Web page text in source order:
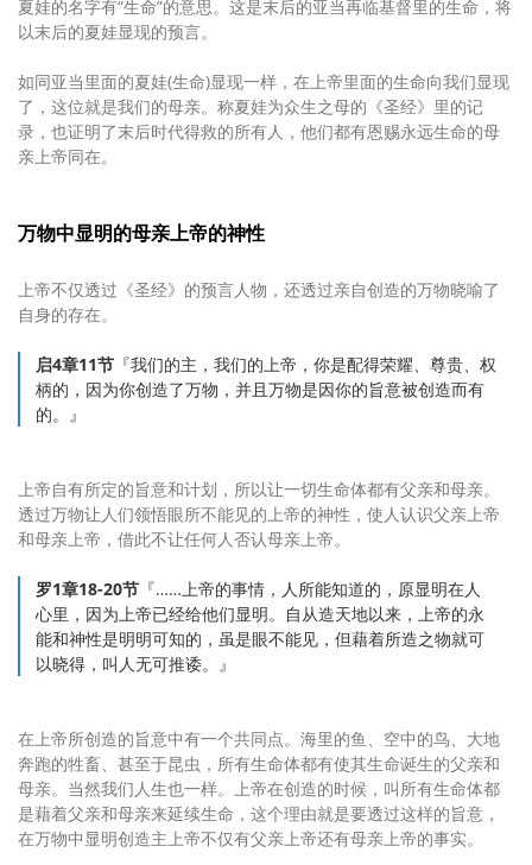
夏娃的名字有“生命”的意思。这是末后的亚当再临基督里的生命，将
以末后的夏娃显现的预言。
如同亚当里面的夏娃(生命)显现一样，在上帝里面的生命向我们显现
了，这位就是我们的母亲。称夏娃为众生之母的《圣经》里的记
录，也证明了末后时代得救的所有人，他们都有恩赐永远生命的母
亲上帝同在。
万物中显明的母亲上帝的神性
上帝不仅透过《圣经》的预言人物，还透过亲自创造的万物晓喻了
自身的存在。
启4章11节 『我们的主，我们的上帝，你是配得荣耀、尊贵、权
柄的，因为你创造了万物，并且万物是因你的旨意被创造而有
的。』
上帝自有所定的旨意和计划，所以让一切生命体都有父亲和母亲。
透过万物让人们领悟眼所不能见的上帝的神性，使人认识父亲上帝
和母亲上帝，借此不让任何人否认母亲上帝。
罗1章18-20节 『……上帝的事情，人所能知道的，原显明在人
心里，因为上帝已经给他们显明。自从造天地以来，上帝的永
能和神性是明明可知的，虽是眼不能见，但藉着所造之物就可
以晓得，叫人无可推诿。』
在上帝所创造的旨意中有一个共同点。海里的鱼、空中的鸟、大地
奔跑的牲畜、甚至于昆虫，所有生命体都有使其生命诞生的父亲和
母亲。当然我们人生也一样。上帝在创造的时候，叫所有生命体都
是藉着父亲和母亲来延续生命，这个理由就是要透过这样的旨意，
在万物中显明创造主上帝不仅有父亲上帝还有母亲上帝的事实。